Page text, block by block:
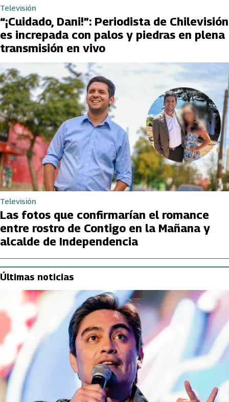
Televisión
“¡Cuidado, Dani!”: Periodista de Chilevisión
es increpada con palos y piedras en plena
transmisión en vivo
Televisión
Las fotos que confirmarían el romance
entre rostro de Contigo en la Mañana y
alcalde de Independencia
Últimas noticias